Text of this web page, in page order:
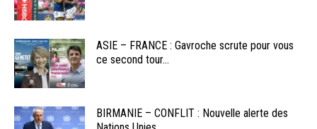
ASIE – FRANCE : Gavroche scrute pour vous
ce second tour...
BIRMANIE – CONFLIT : Nouvelle alerte des